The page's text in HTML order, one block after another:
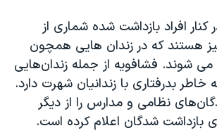
کنار افراد بازداشت شده شماری از
ساله نیز هستند که در زندان هایی همچون
می شوند. فشافویه از جمله زندان‌هایی
خاطر بدرفتاری با زندانیان شهرت دارد.
نظامی و مدارس را از دیگر
بازداشت شدگان اعلام کرده است.